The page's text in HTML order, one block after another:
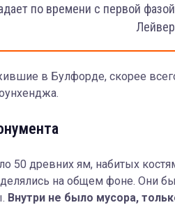
по времени с первой
в Булфорде, скорее
50 древних ям, набитых
на общем фоне. Они
Внутри не было мусора,